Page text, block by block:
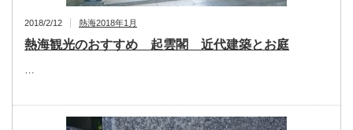
2018/2/12 熱海2018年1月
熱海観光のおすすめ 起雲閣 近代建築とお庭
…